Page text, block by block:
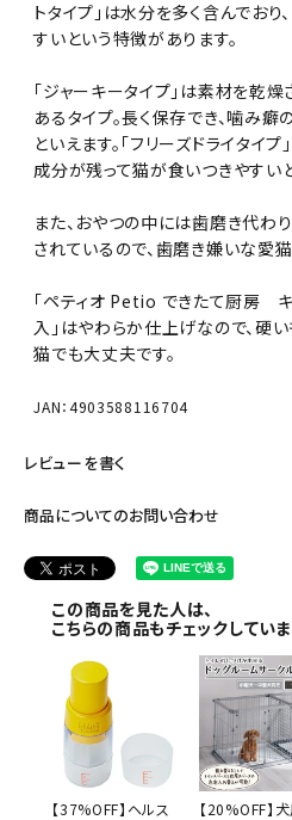
トタイプ」は水分を多く含んでお
すいという特徴があります。
「ジャーキータイプ」は素材を乾
あるタイプ。長く保存でき、噛み
といえます。「フリーズドライタイ
成分が残って猫が食いつきやすい
また、おやつの中には歯磨き代わ
されているので、歯磨き嫌いな愛
「ペティオ Petio できたて厨房
入」はやわらか仕上げなので、硬
猫でも大丈夫です。
JAN：4903588116704
レビューを書く
商品についてのお問い合わせ
この商品を見た人は、
こちらの商品もチェックしていま
【37%OFF】ヘルス
【20%OFF】